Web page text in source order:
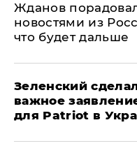
Жданов
новостями из
что будет дальше
Зеленский
важное
для Patriot в